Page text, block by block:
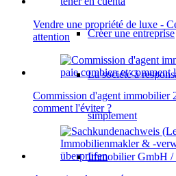
Créer une entreprise
La société à
simplement
Immobilier GmbH
Vendre une propriété de luxe -
attention
Commission d'agent immobilier
comment l'éviter ?